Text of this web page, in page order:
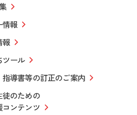
情報
報
ツール
指導書等の訂正のご案内
徒のための
ンテンツ